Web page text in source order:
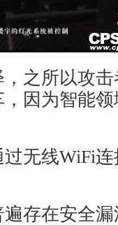
之所以攻击
因为智能
无线WiFi连
存在安全漏